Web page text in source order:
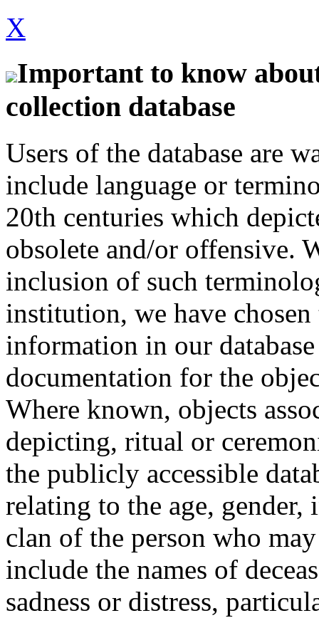
X
Important to know
collection database
Users of the database are
include language or
20th centuries which
obsolete and/or offensive.
inclusion of such
institution, we have
information in our
documentation for the
Where known, objects
depicting, ritual or
the publicly accessible
relating to the age,
clan of the person who
include the names of
sadness or distress,